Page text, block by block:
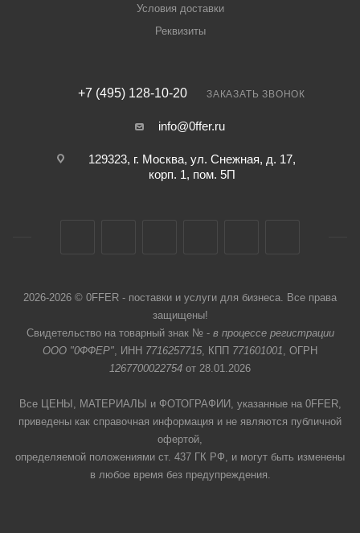
Условия доставки
Реквизиты
+7 (495) 128-10-20 ЗАКАЗАТЬ ЗВОНОК
info@0ffer.ru
129323, г. Москва, ул. Снежная, д. 17,
корп. 1, пом. 5П
2026-2026 © 0FFER - поставки и услуги для бизнеса. Все права
защищены!
Свидетельство на товарный знак № - в процессе регистрации
ООО "0ФФЕР", ИНН 7716257715, КПП 771601001, ОГРН
1267700022754 от 28.01.2026
Все ЦЕНЫ, МАТЕРИАЛЫ и ФОТОГРАФИИ, указанные на 0FFER,
приведены как справочная информация и не являются публичной
офертой,
определяемой положениями ст. 437 ГК РФ, и могут быть изменены
в любое время без предупреждения.